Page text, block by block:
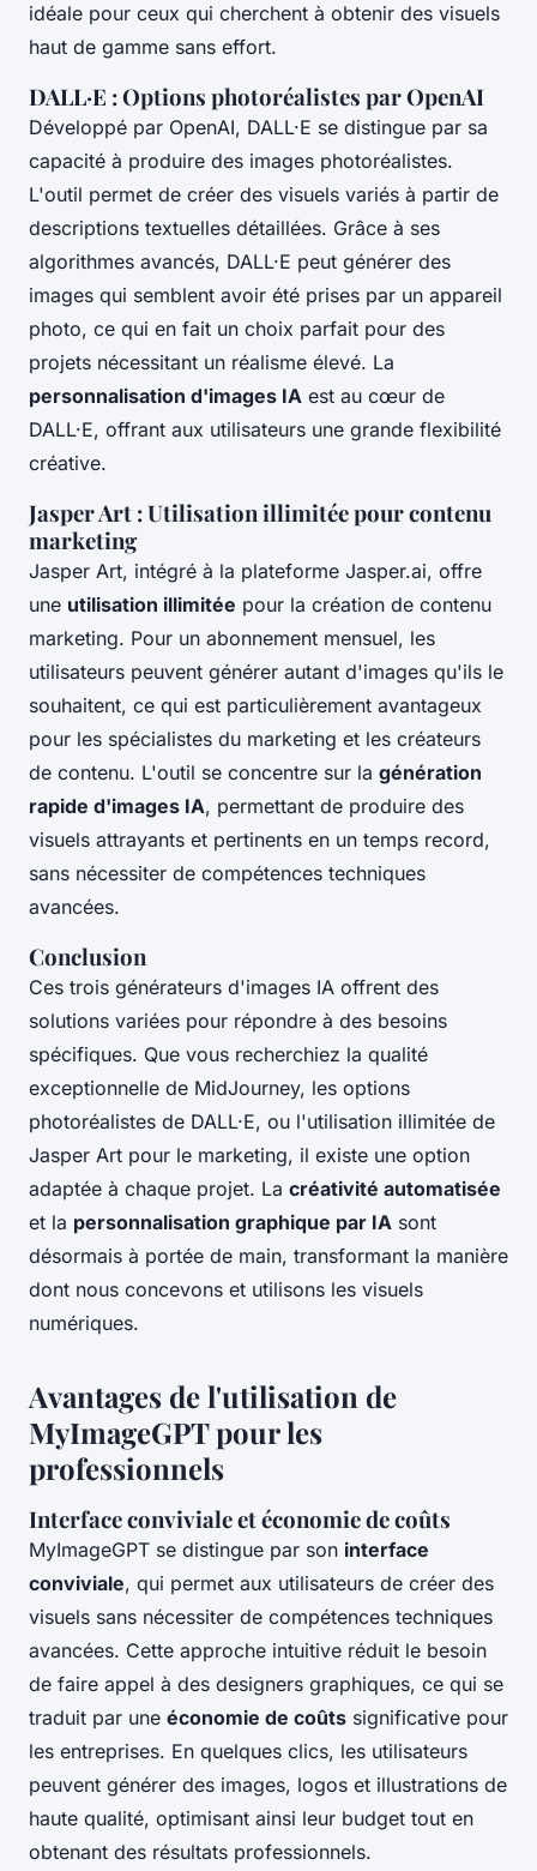
idéale pour ceux qui cherchent à obtenir des visuels
haut de gamme sans effort.
DALL·E : Options photoréalistes par OpenAI
Développé par OpenAI, DALL·E se distingue par sa
capacité à produire des images photoréalistes.
L'outil permet de créer des visuels variés à partir de
descriptions textuelles détaillées. Grâce à ses
algorithmes avancés, DALL·E peut générer des
images qui semblent avoir été prises par un appareil
photo, ce qui en fait un choix parfait pour des
projets nécessitant un réalisme élevé. La
personnalisation d'images IA est au cœur de
DALL·E, offrant aux utilisateurs une grande flexibilité
créative.
Jasper Art : Utilisation illimitée pour contenu
marketing
Jasper Art, intégré à la plateforme Jasper.ai, offre
une utilisation illimitée pour la création de contenu
marketing. Pour un abonnement mensuel, les
utilisateurs peuvent générer autant d'images qu'ils le
souhaitent, ce qui est particulièrement avantageux
pour les spécialistes du marketing et les créateurs
de contenu. L'outil se concentre sur la génération
rapide d'images IA, permettant de produire des
visuels attrayants et pertinents en un temps record,
sans nécessiter de compétences techniques
avancées.
Conclusion
Ces trois générateurs d'images IA offrent des
solutions variées pour répondre à des besoins
spécifiques. Que vous recherchiez la qualité
exceptionnelle de MidJourney, les options
photoréalistes de DALL·E, ou l'utilisation illimitée de
Jasper Art pour le marketing, il existe une option
adaptée à chaque projet. La créativité automatisée
et la personnalisation graphique par IA sont
désormais à portée de main, transformant la manière
dont nous concevons et utilisons les visuels
numériques.
Avantages de l'utilisation de
MyImageGPT pour les
professionnels
Interface conviviale et économie de coûts
MyImageGPT se distingue par son interface
conviviale, qui permet aux utilisateurs de créer des
visuels sans nécessiter de compétences techniques
avancées. Cette approche intuitive réduit le besoin
de faire appel à des designers graphiques, ce qui se
traduit par une économie de coûts significative pour
les entreprises. En quelques clics, les utilisateurs
peuvent générer des images, logos et illustrations de
haute qualité, optimisant ainsi leur budget tout en
obtenant des résultats professionnels.